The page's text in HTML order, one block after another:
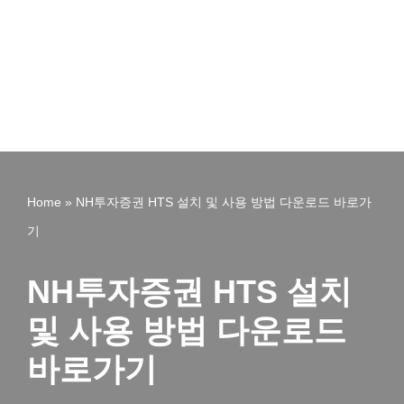
Home » NH투자증권 HTS 설치 및 사용 방법 다운로드 바로가
기
NH투자증권 HTS 설치
및 사용 방법 다운로드
바로가기